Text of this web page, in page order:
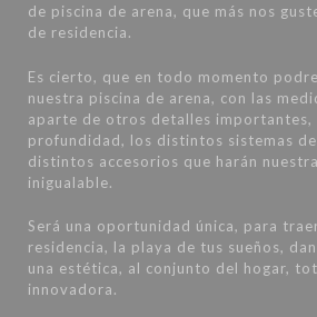
de piscina de arena, que más nos
de residencia.
Es cierto, que en todo momento
nuestra piscina de arena, con las
aparte de otros detalles importantes,
profundidad, los distintos sistemas
distintos accesorios que harán
inigualable.
Será una oportunidad única, para
residencia, la playa de tus sueños,
una estética, al conjunto del hogar,
innovadora.